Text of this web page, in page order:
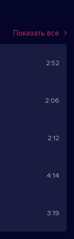
Показать все
2:52
2:06
2:12
4:14
3:19